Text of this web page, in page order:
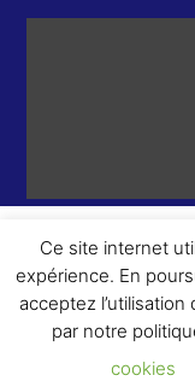
© 2026 – 2
Ce site internet
expérience. En
acceptez
par notre
cookies